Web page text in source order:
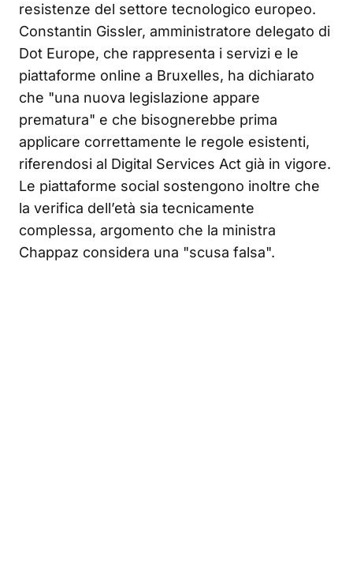
resistenze del settore tecnologico europeo.
Constantin Gissler, amministratore delegato di
Dot Europe, che rappresenta i servizi e le
piattaforme online a Bruxelles, ha dichiarato
che "una nuova legislazione appare
prematura" e che bisognerebbe prima
applicare correttamente le regole esistenti,
riferendosi al Digital Services Act già in vigore.
Le piattaforme social sostengono inoltre che
la verifica dell’età sia tecnicamente
complessa, argomento che la ministra
Chappaz considera una "scusa falsa".